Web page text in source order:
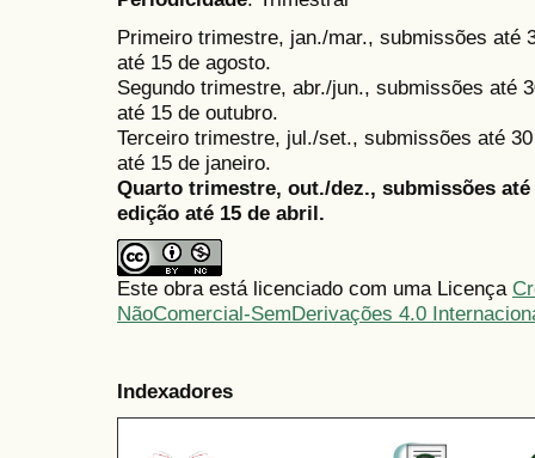
Primeiro trimestre, jan./mar., submissões até
até 15 de agosto.
Segundo trimestre, abr./jun., submissões até
até 15 de outubro.
Terceiro trimestre, jul./set., submissões até
até 15 de janeiro.
Quarto trimestre, out./dez., submissões
edição até 15 de abril.
Este obra está licenciado com uma Licença
NãoComercial-SemDerivações 4.0
Indexadores